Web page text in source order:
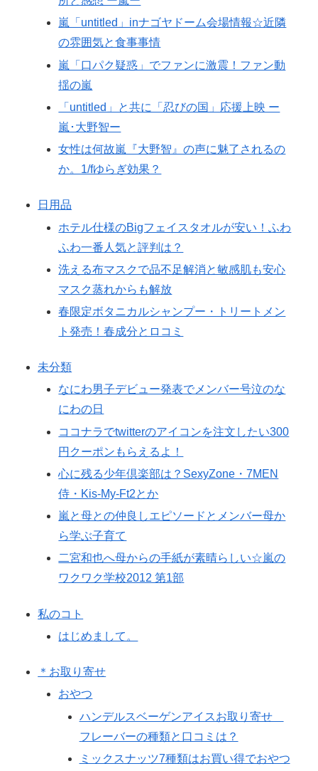
嵐「untitled」inナゴヤドーム会場情報☆近隣
の雰囲気と食事事情
嵐「口パク疑惑」でファンに激震！ファン動
揺の嵐
「untitled」と共に「忍びの国」応援上映 ー
嵐･大野智ー
女性は何故嵐『大野智』の声に魅了されるの
か。1/fゆらぎ効果？
日用品
ホテル仕様のBigフェイスタオルが安い！ふわ
ふわ一番人気と評判は？
洗える布マスクで品不足解消と敏感肌も安心
マスク蒸れからも解放
春限定ボタニカルシャンプー・トリートメン
ト発売！春成分とロコミ
未分類
なにわ男子デビュー発表でメンバー号泣のな
にわの日
ココナラでtwitterのアイコンを注文したい300
円クーポンもらえるよ！
心に残る少年倶楽部は？SexyZone・7MEN
侍・Kis-My-Ft2とか
嵐と母との仲良しエピソードとメンバー母か
ら学ぶ子育て
二宮和也へ母からの手紙が素晴らしい☆嵐の
ワクワク学校2012 第1部
私のコト
はじめまして。
＊お取り寄せ
おやつ
ハンデルスベーゲンアイスお取り寄せ
フレーバーの種類と口コミは？
ミックスナッツ7種類はお買い得でおやつ